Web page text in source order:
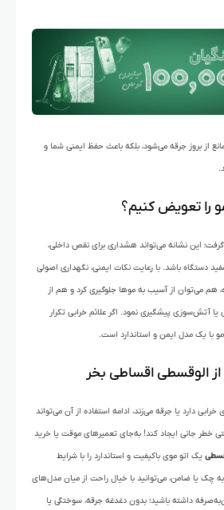
از بروز جرقه می‌شود، بلکه باعث حفظ ایمنی شما و
را تعویض کنیم؟
گرفت؛ این نشانه می‌تواند هشداری برای نقص داخلی،
دستگاه باشد. با رعایت نکات ایمنی، نگهداری اصولی
هم می‌توان از آسیب به موها جلوگیری کرد و هم از
یا آتش‌سوزی پیشگیری نمود. اگر علائم خرابی تکرار
با یک مدل ایمن و استاندارد است.
الوقسطی اقساطی بخر
دارد یا جرقه می‌زند، ادامه استفاده از آن می‌تواند
خطر جانی ایجاد کند! به‌جای تعمیرهای موقت یا خرید
یک اتو موی باکیفیت و استاندارد را با شرایط
به چک یا ضامن، می‌توانید با خیال راحت از میان مدل‌های
داشته باشید؛ بدون دغدغه جرقه، سوختگی یا